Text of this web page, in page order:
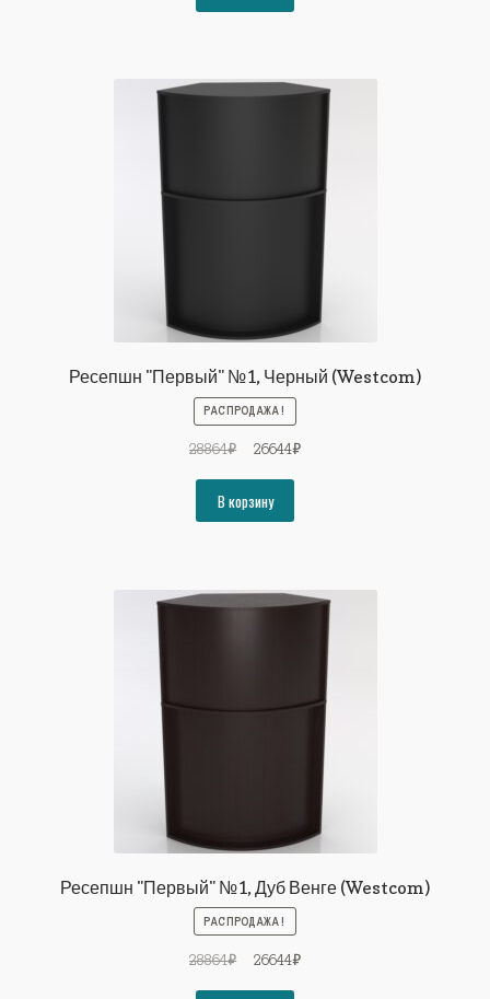
91949₽.
Ресепшн "Первый" №1, Черный (Westcom)
РАСПРОДАЖА!
28864₽
Первоначальная
составляла
28864₽.
26644₽Текущая
В корзину
Ресепшн "Первый" №1, Дуб Венге (Westcom)
РАСПРОДАЖА!
28864₽
Первоначальная
26644₽Текущая